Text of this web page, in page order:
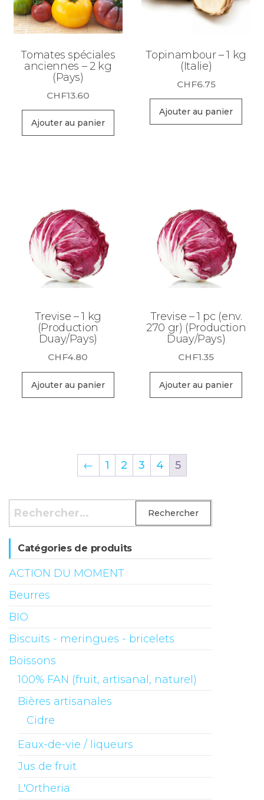
Tomates spéciales
anciennes – 2 kg
(Pays)
CHF13.60
Ajouter au panier
Topinambour – 1 kg
(Italie)
CHF6.75
Ajouter au panier
Trevise – 1 kg
(Production
Duay/Pays)
CHF4.80
Ajouter au panier
Trevise – 1 pc (env.
270 gr) (Production
Duay/Pays)
CHF1.35
Ajouter au panier
← 1 2 3 4 5
Rechercher :
Catégories de produits
ACTION DU MOMENT
Beurres
BIO
Biscuits - meringues - bricelets
Boissons
100% FAN (fruit, artisanal, naturel)
Bières artisanales
Cidre
Eaux-de-vie / liqueurs
Jus de fruit
L'Ortheria